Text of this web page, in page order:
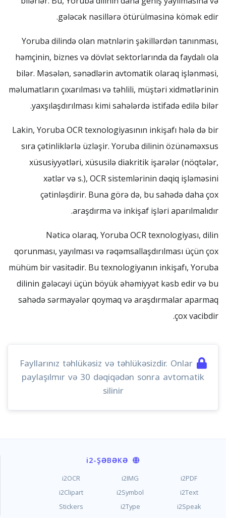
gələcək nəsillərə ötürülməsinə kömək edir.
Yoruba dilində olan mətnlərin şəkillərdən tanınması,
həmçinin, biznes və dövlət sektorlarında da faydalı ola
bilər. Məsələn, sənədlərin avtomatik olaraq işlənməsi,
məlumatların çıxarılması və təhlili, müştəri xidmətlərinin
yaxşılaşdırılması kimi sahələrdə istifadə edilə bilər.
Lakin, Yoruba OCR texnologiyasının inkişafı hələ də bir
sıra çətinliklərlə üzləşir. Yoruba dilinin özünəməxsus
xüsusiyyətləri, xüsusilə diakritik işarələr (nöqtələr,
xətlər və s.), OCR sistemlərinin dəqiq işləməsini
çətinləşdirir. Buna görə də, bu sahədə daha çox
araşdırma və inkişaf işləri aparılmalıdır.
Nəticə olaraq, Yoruba OCR texnologiyası, dilin
qorunması, yayılması və rəqəmsallaşdırılması üçün çox
mühüm bir vasitədir. Bu texnologiyanın inkişafı, Yoruba
dilinin gələcəyi üçün böyük əhəmiyyət kəsb edir və bu
sahədə sərmayələr qoymaq və araşdırmalar aparmaq
çox vacibdir.
Fayllarınız təhlükəsiz və təhlükəsizdir. Onlar
paylaşılmır və 30 dəqiqədən sonra avtomatik
silinir
i2-ŞƏBƏKƏ
i2PDF
i2IMG
i2OCR
i2Text
i2Symbol
i2Clipart
i2Speak
i2Type
Stickers